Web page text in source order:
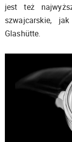
jest też
szwajcarskie,
Glashütte.